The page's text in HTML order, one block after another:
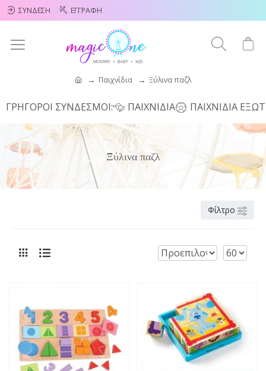
ΣΎΝΔΕΣΗ ΕΓΓΡΑΦΉ
Παιχνίδια Ξύλινα παζλ
ΓΡΗΓΟΡΟΙ ΣΥΝΔΕΣΜΟΙ: ΠΑΙΧΝΊΔΙΑ ΠΑΙΧΝΊΔΙΑ
Ξύλινα παζλ
Φίλτρο